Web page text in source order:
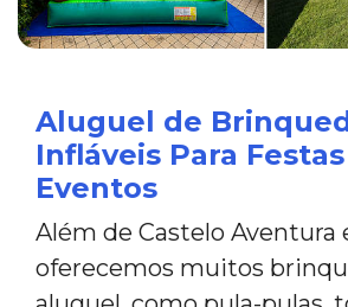
Aluguel de
Infláveis Para
Eventos
Além de Castelo Aventura
oferecemos muitos